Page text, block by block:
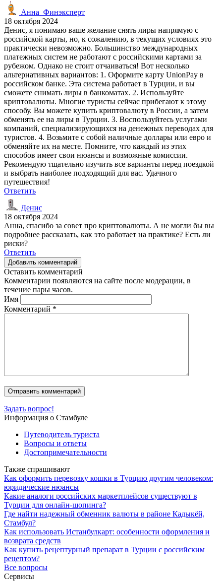
Анна_Финэксперт
18 октября 2024
Денис, я понимаю ваше желание снять лиры напрямую с
российской карты, но, к сожалению, в текущих условиях это
практически невозможно. Большинство международных
платежных систем не работают с российскими картами за
рубежом. Однако не стоит отчаиваться! Вот несколько
альтернативных вариантов: 1. Оформите карту UnionPay в
российском банке. Эта система работает в Турции, и вы
сможете снимать лиры в банкоматах. 2. Используйте
криптовалюты. Многие туристы сейчас прибегают к этому
способу. Вы можете купить криптовалюту в России, а затем
обменять ее на лиры в Турции. 3. Воспользуйтесь услугами
компаний, специализирующихся на денежных переводах для
туристов. 4. Возьмите с собой наличные доллары или евро и
обменяйте их на месте. Помните, что каждый из этих
способов имеет свои нюансы и возможные комиссии.
Рекомендую тщательно изучить все варианты перед поездкой
и выбрать наиболее подходящий для вас. Удачного
путешествия!
Ответить
Денис
18 октября 2024
Анна, спасибо за совет про криптовалюты. А не могли бы вы
подробнее рассказать, как это работает на практике? Есть ли
риски?
Ответить
Добавить комментарий
Оставить комментарий
Комментарии появляются на сайте после модерации, в
течение пары часов.
Имя
Комментарий *
Задать вопрос!
Информация о Стамбуле
Путеводитель туриста
Вопросы и ответы
Достопримечательности
Также спрашивают
Как оформить перевозку кошки в Турцию другим человеком:
юридические нюансы
Какие аналоги российских маркетплейсов существуют в
Турции для онлайн-шопинга?
Где найти надежный обменник валюты в районе Кадыкёй,
Стамбул?
Как использовать Истанбулкарт: особенности оформления и
возврата средств
Как купить рецептурный препарат в Турции с российским
рецептом?
Все вопросы
Сервисы